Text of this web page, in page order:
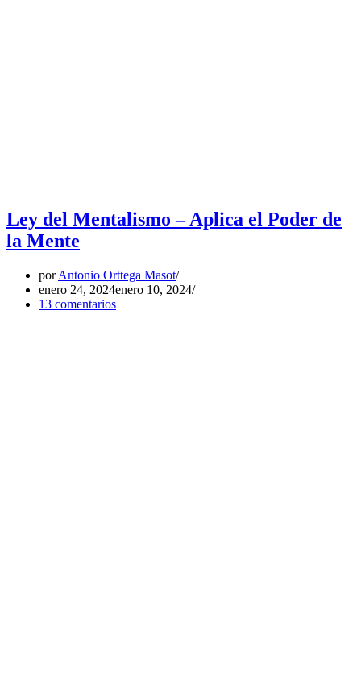
Ley del Mentalismo – Aplica el Poder de
la Mente
porAntonio Orttega Masot
enero 24, 2024enero 10, 2024
13 comentarios